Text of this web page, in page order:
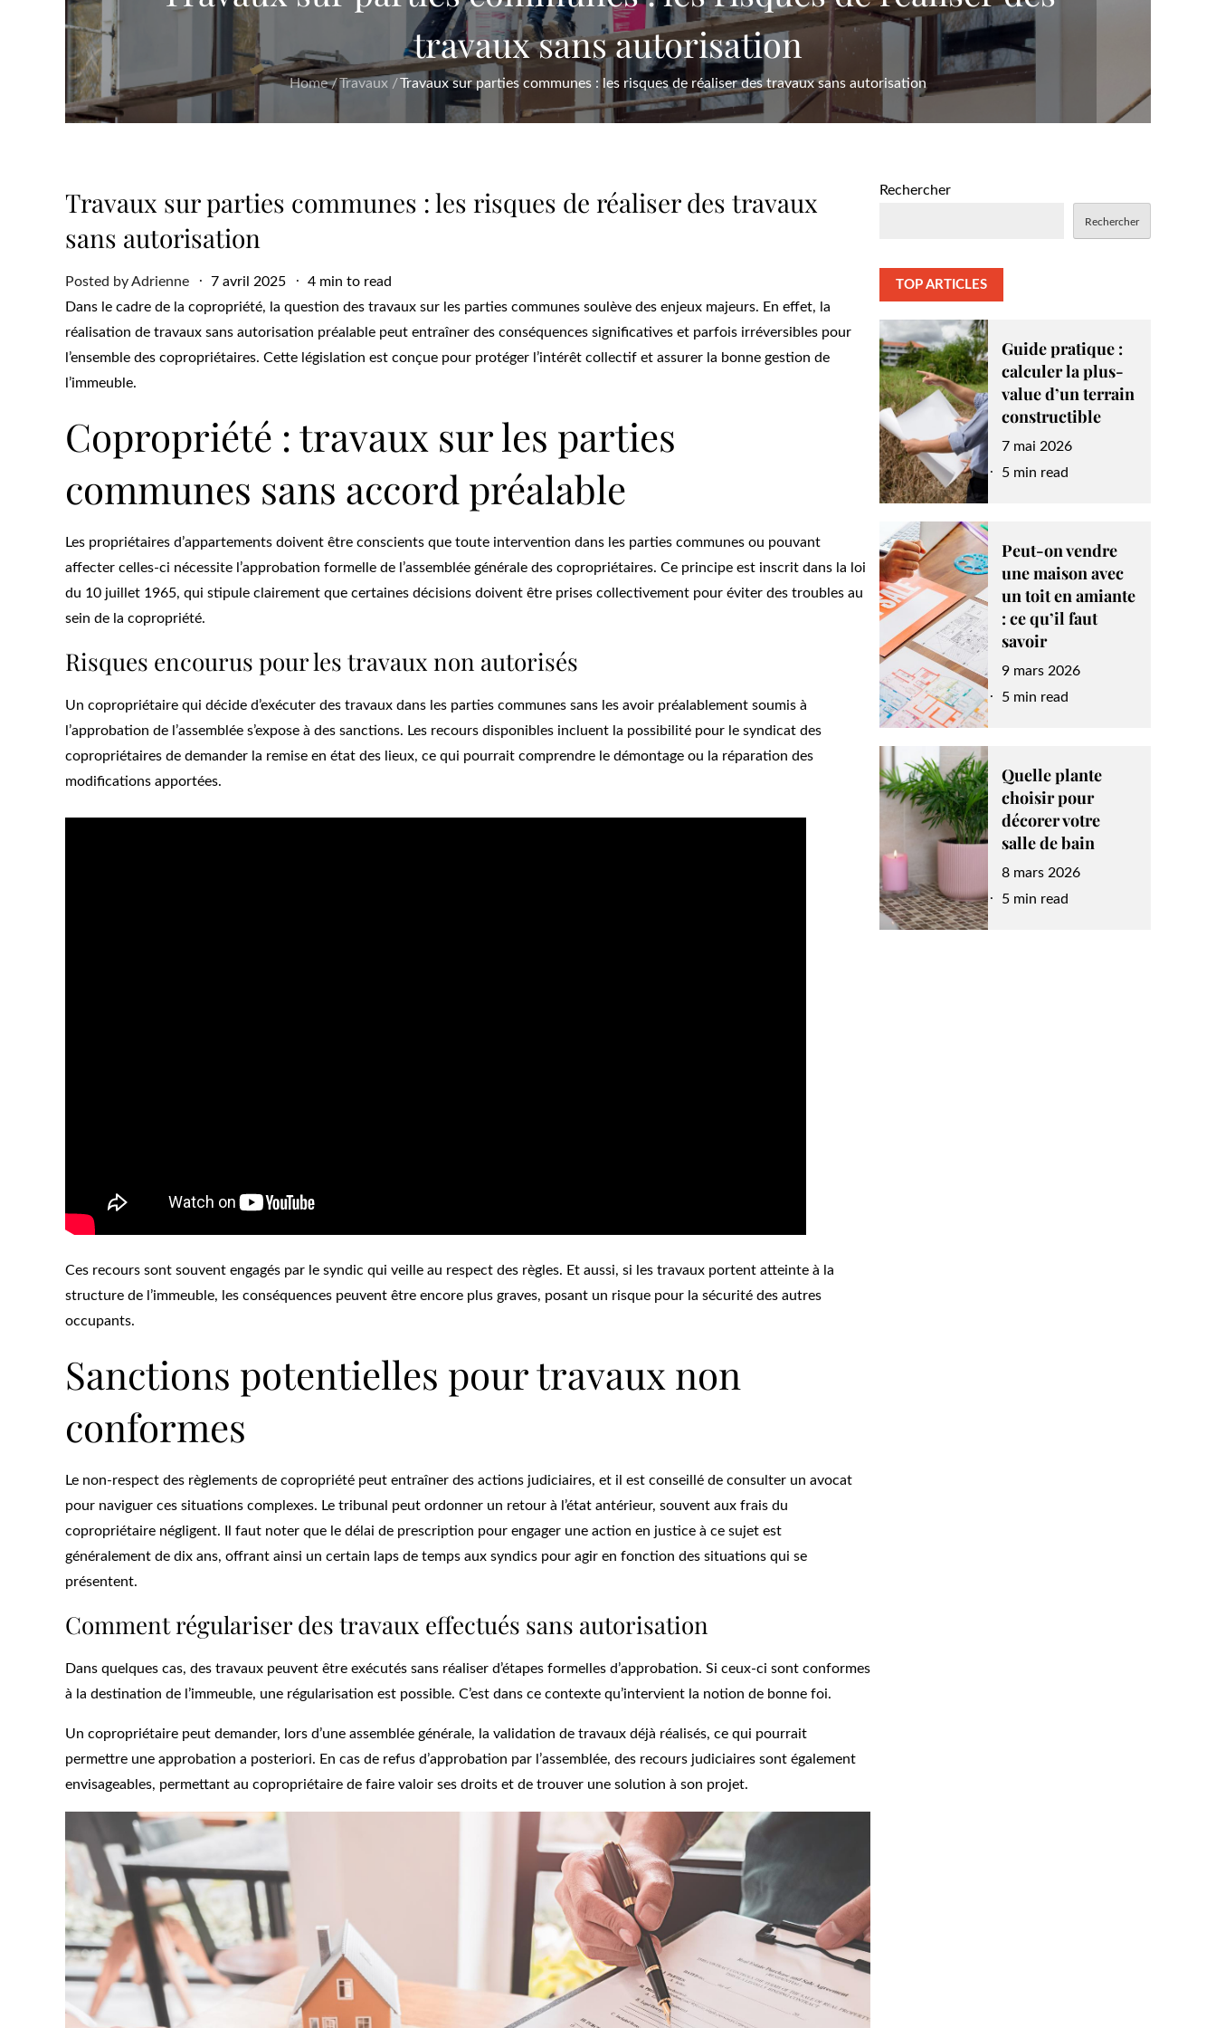
travaux sans autorisation
Home Travaux Travaux sur parties communes : les risques de réaliser des travaux sans autorisation
Travaux sur parties communes : les risques de réaliser des travaux
sans autorisation
Posted byAdrienne
Posted
on
7 avril 2025
4 min to read
Dans le cadre de la copropriété, la question des travaux sur les parties communes soulève des enjeux majeurs. En effet, la
réalisation de travaux sans autorisation préalable peut entraîner des conséquences significatives et parfois irréversibles pour
l’ensemble des copropriétaires. Cette législation est conçue pour protéger l’intérêt collectif et assurer la bonne gestion de
l’immeuble.
Copropriété : travaux sur les parties
communes sans accord préalable
Les propriétaires d’appartements doivent être conscients que toute intervention dans les parties communes ou pouvant
affecter celles-ci nécessite l’approbation formelle de l’assemblée générale des copropriétaires. Ce principe est inscrit dans la loi
du 10 juillet 1965, qui stipule clairement que certaines décisions doivent être prises collectivement pour éviter des troubles au
sein de la copropriété.
Risques encourus pour les travaux non autorisés
Un copropriétaire qui décide d’exécuter des travaux dans les parties communes sans les avoir préalablement soumis à
l’approbation de l’assemblée s’expose à des sanctions. Les recours disponibles incluent la possibilité pour le syndicat des
copropriétaires de demander la remise en état des lieux, ce qui pourrait comprendre le démontage ou la réparation des
modifications apportées.
Ces recours sont souvent engagés par le syndic qui veille au respect des règles. Et aussi, si les travaux portent atteinte à la
structure de l’immeuble, les conséquences peuvent être encore plus graves, posant un risque pour la sécurité des autres
occupants.
Sanctions potentielles pour travaux non
conformes
Le non-respect des règlements de copropriété peut entraîner des actions judiciaires, et il est conseillé de consulter un avocat
pour naviguer ces situations complexes. Le tribunal peut ordonner un retour à l’état antérieur, souvent aux frais du
copropriétaire négligent. Il faut noter que le délai de prescription pour engager une action en justice à ce sujet est
généralement de dix ans, offrant ainsi un certain laps de temps aux syndics pour agir en fonction des situations qui se
présentent.
Comment régulariser des travaux effectués sans autorisation
Dans quelques cas, des travaux peuvent être exécutés sans réaliser d’étapes formelles d’approbation. Si ceux-ci sont conformes
à la destination de l’immeuble, une régularisation est possible. C’est dans ce contexte qu’intervient la notion de bonne foi.
Un copropriétaire peut demander, lors d’une assemblée générale, la validation de travaux déjà réalisés, ce qui pourrait
permettre une approbation a posteriori. En cas de refus d’approbation par l’assemblée, des recours judiciaires sont également
envisageables, permettant au copropriétaire de faire valoir ses droits et de trouver une solution à son projet.
Rechercher
Rechercher
TOP ARTICLES
Guide pratique :
calculer la plus-
value d’un terrain
constructible
Posted
on
7 mai 2026
5 min read
Peut-on vendre
une maison avec
un toit en amiante
: ce qu’il faut
savoir
Posted
on
9 mars 2026
5 min read
Quelle plante
choisir pour
décorer votre
salle de bain
Posted
on
8 mars 2026
5 min read